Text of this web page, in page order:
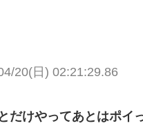
20(日) 02:21:29.86
だけやってあとはポイ